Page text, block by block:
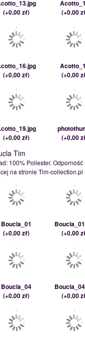
(+0,00 zł)
(+0,00
(+0,00 zł)
(+0,00
(+0,00 zł)
(+0,00
Tim
100% Poliester.
na stronie Tim-collection.pl
Boucla_01
(+0,00 zł)
(+0,00
Boucla_04
(+0,00 zł)
(+0,00